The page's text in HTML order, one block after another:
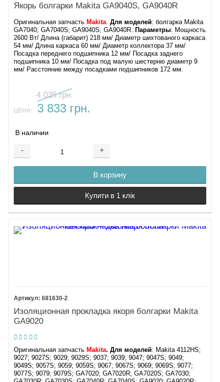
Якорь болгарки Makita GA9040S, GA9040R
Оригинальная запчасть Makita.Для моделей: болгарка Makita
GA7040; GA7040S; GA9040S; GA9040R. Параметры: Мощность
2600 Вт/ Длина (габарит) 218 мм/ Диаметр шихтованого каркаса
54 мм/ Длина каркаса 60 мм/ Диаметр коллектора 37 мм/
Посадка переднего подшипника 12 мм/ Посадка заднего
подшипника 10 мм/ Посадка под малую шестерню диаметр 9
мм/ Расстояние между посадками подшипников 172 мм.
4 035 грн.
ЦЕНА: 3 833 грн.
В наличии
- +
В корзину
Купити в 1 клік
681630-2
Изоляционная прокладка якоря болгарки Makita
GA9020
Оригинальная запчасть Makita. Для моделей: Makita 4112HS;
9027; 9027S; 9029; 9029S; 9037; 9039; 9047; 9047S; 9049;
9049S; 9057S; 9059; 9059S; 9067; 9067S; 9069; 9069S; 9077;
9077S; 9079; 9079S; GA7020; GA7020R; GA7020S; GA7030;